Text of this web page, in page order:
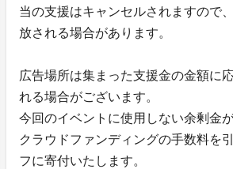
当の支援はキャンセルされますので
放される場合があります。
広告場所は集まった支援金の金額に
れる場合がございます。
今回のイベントに使用しない余剰金
クラウドファンディングの手数料を
フに寄付いたします。